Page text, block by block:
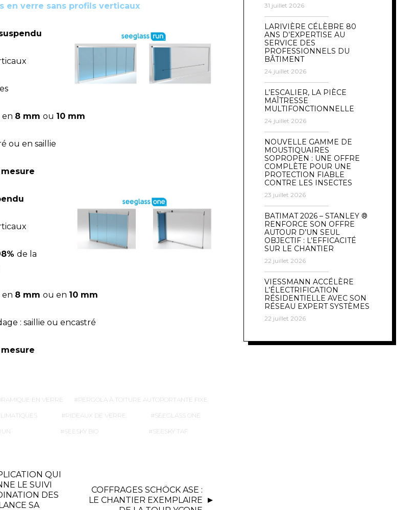
en verre sans profils verticaux
en 8 mm ou 10 mm
ou en saillie
de la
en 8 mm ou en 10 mm
: saillie ou encastré
EN VERRE PERGOLA À TOITURE AUTOPORTANTE FIXE
RIDEAUX DE VERRE SEEGLASS ONE
SEESKY BIO SEESKY TAF
QUI
LE SUIVI
DES
SA
COFFRAGES SCHÖCK ASE :
LE CHANTIER EXEMPLAIRE
31 juillet 2026
LARIVIÈRE CÉLÈBRE 80
ANS D’EXPERTISE AU
SERVICE DES
PROFESSIONNELS DU
BÂTIMENT
24 juillet 2026
L’ESCALIER, LA PIÈCE
MAÎTRESSE
MULTIFONCTIONNELLE
24 juillet 2026
NOUVELLE GAMME DE
MOUSTIQUAIRES
SOPROPEN : UNE OFFRE
COMPLÈTE POUR UNE
PROTECTION FIABLE
CONTRE LES INSECTES
23 juillet 2026
BATIMAT 2026 – STANLEY ®
RENFORCE SON OFFRE
AUTOUR D’UN SEUL
OBJECTIF : L’EFFICACITÉ
SUR LE CHANTIER
22 juillet 2026
VIESSMANN ACCÉLÈRE
L’ÉLECTRIFICATION
RÉSIDENTIELLE AVEC SON
RÉSEAU EXPERT SYSTÈMES
22 juillet 2026